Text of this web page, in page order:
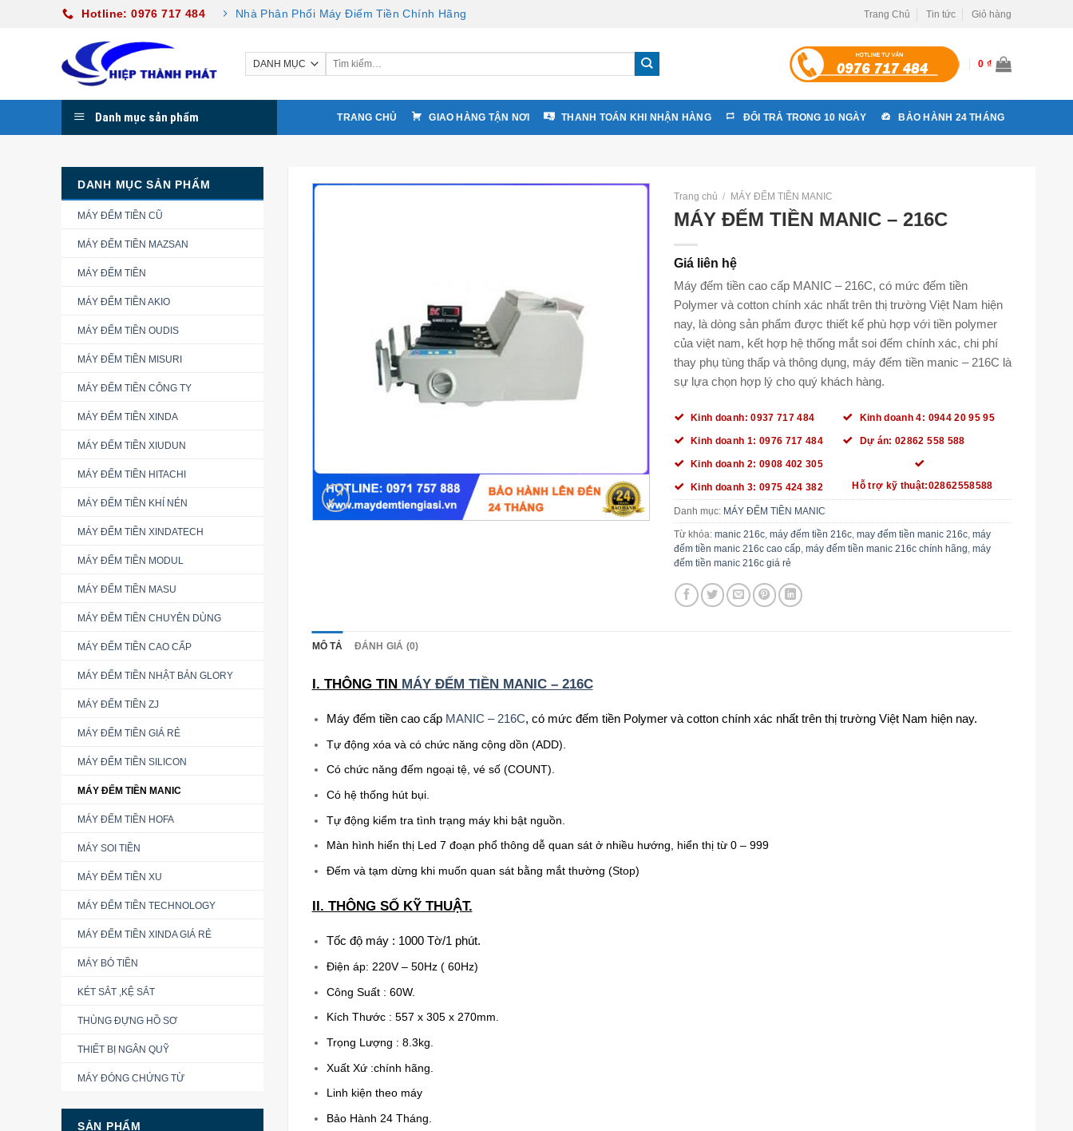
Hotline: 0976 717 484 Nhà Phân Phối Máy Điếm Tiền Chính Hãng Trang Chủ Tin tức Giỏ hàng
0 ₫
Danh mục sản phẩm TRANG CHỦ GIAO HÀNG TẬN NƠI THANH TOÁN KHI NHẬN HÀNG ĐỔI TRẢ TRONG 10 NGÀY BẢO HÀNH 24 THÁNG
DANH MỤC SẢN PHẨM
MÁY ĐẾM TIỀN CŨ
MÁY ĐẾM TIỀN MAZSAN
MÁY ĐẾM TIỀN
MÁY ĐẾM TIỀN AKIO
MÁY ĐẾM TIỀN OUDIS
MÁY ĐẾM TIỀN MISURI
MÁY ĐẾM TIỀN CÔNG TY
MÁY ĐẾM TIỀN XINDA
MÁY ĐẾM TIỀN XIUDUN
MÁY ĐẾM TIỀN HITACHI
MÁY ĐẾM TIỀN KHÍ NÉN
MÁY ĐẾM TIỀN XINDATECH
MÁY ĐẾM TIỀN MODUL
MÁY ĐẾM TIỀN MASU
MÁY ĐẾM TIỀN CHUYÊN DÙNG
MÁY ĐẾM TIỀN CAO CẤP
MÁY ĐẾM TIỀN NHẬT BẢN GLORY
MÁY ĐẾM TIỀN ZJ
MÁY ĐẾM TIỀN GIÁ RẺ
MÁY ĐẾM TIỀN SILICON
MÁY ĐẾM TIỀN MANIC
MÁY ĐẾM TIỀN HOFA
MÁY SOI TIỀN
MÁY ĐẾM TIỀN XU
MÁY ĐẾM TIỀN TECHNOLOGY
MÁY ĐẾM TIỀN XINDA GIÁ RẺ
MÁY BÓ TIỀN
KÉT SẮT ,KỆ SẮT
THÙNG ĐỰNG HỒ SƠ
THIẾT BỊ NGÂN QUỸ
MÁY ĐÓNG CHỨNG TỪ
SẢN PHẨM
Trang chủ / MÁY ĐẾM TIỀN MANIC
MÁY ĐẾM TIỀN MANIC – 216C
Giá liên hệ
Máy đếm tiền cao cấp MANIC – 216C, có mức đếm tiền
Polymer và cotton chính xác nhất trên thị trường Việt Nam hiện
nay, là dòng sản phẩm được thiết kế phù hợp với tiền polymer
của việt nam, kết hợp hệ thống mắt soi đếm chính xác, chi phí
thay phụ tùng thấp và thông dụng, máy đếm tiền manic – 216C là
sự lựa chọn hợp lý cho quý khách hàng.
Kinh doanh: 0937 717 484
Kinh doanh 1: 0976 717 484
Kinh doanh 2: 0908 402 305
Kinh doanh 3: 0975 424 382
Kinh doanh 4: 0944 20 95 95
Dự án: 02862 558 588
Hỗ trợ kỹ thuật:02862558588
Danh mục: MÁY ĐẾM TIỀN MANIC
Từ khóa: manic 216c, máy đếm tiền 216c, may đếm tiền manic 216c, máy
đếm tiền manic 216c cao cấp, máy đếm tiền manic 216c chính hãng máy
đếm tiền manic 216c giá rẻ
MÔ TẢ ĐÁNH GIÁ (0)
I. THÔNG TIN MÁY ĐẾM TIỀN MANIC – 216C
Máy đếm tiền cao cấp MANIC – 216C, có mức đếm tiền Polymer và cotton chính xác nhất trên thị trường Việt Nam hiện nay.
Tự động xóa và có chức năng cộng dồn (ADD).
Có chức năng đếm ngoại tệ, vé số (COUNT).
Có hệ thống hút bụi.
Tự động kiểm tra tình trạng máy khi bật nguồn.
Màn hình hiển thị Led 7 đoạn phổ thông dễ quan sát ở nhiều hướng, hiển thị từ 0 – 999
Đếm và tạm dừng khi muốn quan sát bằng mắt thường (Stop)
II. THÔNG SỐ KỸ THUẬT.
Tốc độ máy : 1000 Tờ/1 phút.
Điện áp: 220V – 50Hz ( 60Hz)
Công Suất : 60W.
Kích Thước : 557 x 305 x 270mm.
Trọng Lượng : 8.3kg.
Xuất Xứ :chính hãng.
Linh kiện theo máy
Bảo Hành 24 Tháng.